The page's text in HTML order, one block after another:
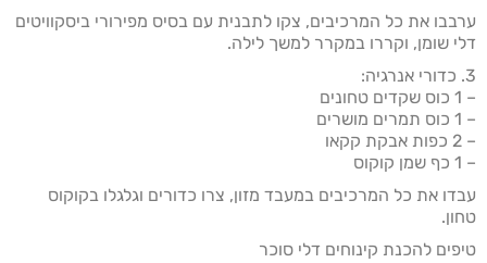
ערבבו את כל המרכיבים, צקו לתבנית עם בסיס מפירורי ביסקוויטים
דלי שומן, וקררו במקרר למשך לילה.
3. כדורי אנרגיה:
– 1 כוס שקדים טחונים
– 1 כוס תמרים מושרים
– 2 כפות אבקת קקאו
– 1 כף שמן קוקוס
עבדו את כל המרכיבים במעבד מזון, צרו כדורים וגלגלו בקוקוס
טחון.
טיפים להכנת קינוחים דלי סוכר